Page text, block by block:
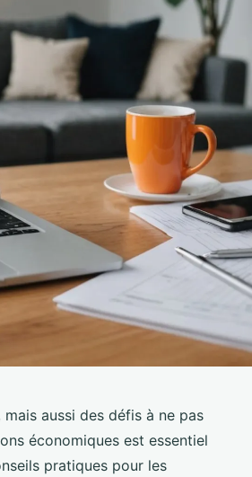
aussi des défis à ne pas
économiques est essentiel
pratiques pour les